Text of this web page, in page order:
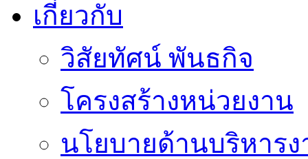
เกี่ยวกับ
วิสัยทัศน์ พันธกิจ
โครงสร้างหน่วยงาน
นโยบายด้านบริหาร